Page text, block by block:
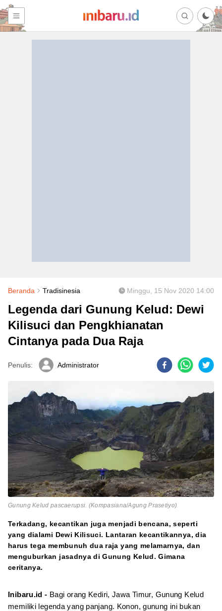
Beranda Tradisinesia Minggu, 15 Nov 2020 14:00
Legenda dari Gunung Kelud: Dewi
Kilisuci dan Pengkhianatan
Cintanya pada Dua Raja
Penulis: Administrator
Gunung Kelud pascaerupsi. (Kompasiana/Agung Prasetiyo)
Terkadang, kecantikan juga menjadi bencana, seperti
yang dialami Dewi Kilisuci. Lantaran kecantikannya, dia
harus tega membunuh dua raja yang melamarnya, dan
menguburkan jasadnya di Gunung Kelud. Gimana
ceritanya.
Inibaru.id - Bagi orang Kediri, Jawa Timur, Gunung Kelud
memiliki legenda yang panjang. Konon, gunung ini bukan